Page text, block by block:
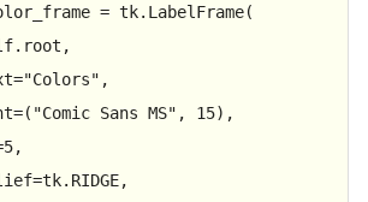
= tk.LabelFrame(
"Colors" ,
"Comic Sans MS" , 15),
5,